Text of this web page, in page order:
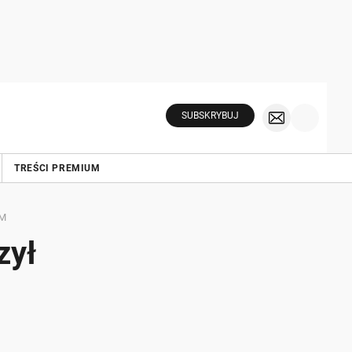
SUBSKRYBUJ
TREŚCI PREMIUM